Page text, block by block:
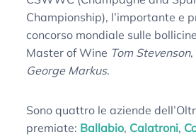
Championship), l’importante e
concorso mondiale sulle
Master of Wine Tom Stevenson,
George Markus.
Sono quattro le aziende
premiate: Ballabio, Calatroni,